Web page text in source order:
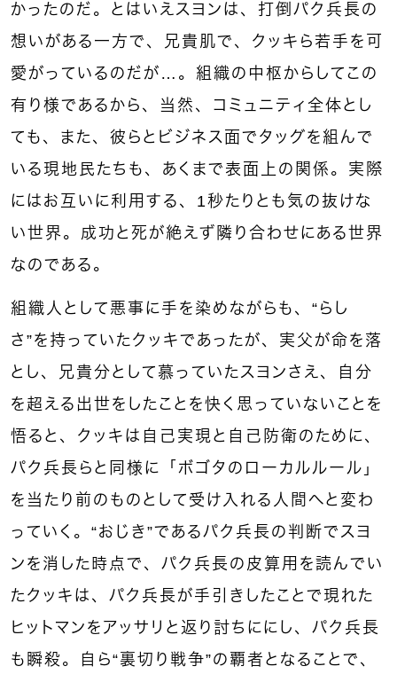
かったのだ。とはいえスヨンは、打倒パク兵長の
想いがある一方で、兄貴肌で、クッキら若手を可
愛がっているのだが…。組織の中枢からしてこの
有り様であるから、当然、コミュニティ全体とし
ても、また、彼らとビジネス面でタッグを組んで
いる現地民たちも、あくまで表面上の関係。実際
にはお互いに利用する、1秒たりとも気の抜けな
い世界。成功と死が絶えず隣り合わせにある世界
なのである。
組織人として悪事に手を染めながらも、“らし
さ”を持っていたクッキであったが、実父が命を落
とし、兄貴分として慕っていたスヨンさえ、自分
を超える出世をしたことを快く思っていないことを
悟ると、クッキは自己実現と自己防衛のために、
パク兵長らと同様に「ボゴタのローカルルール」
を当たり前のものとして受け入れる人間へと変わ
っていく。“おじき”であるパク兵長の判断でスヨ
ンを消した時点で、パク兵長の皮算用を読んでい
たクッキは、パク兵長が手引きしたことで現れた
ヒットマンをアッサリと返り討ちににし、パク兵長
も瞬殺。自ら“裏切り戦争”の覇者となることで、